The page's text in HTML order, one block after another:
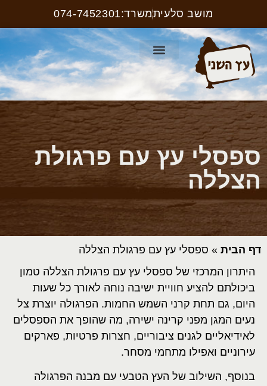
מושב סלעיתמשרד:074-7452301
ספסלי עץ עם פרגולת
הצללה
דף הבית » ספסלי עץ עם פרגולת הצללה
היתרון המרכזי של ספסלי עץ עם פרגולת הצללה טמון
ביכולתם להציע חוויית ישיבה נוחה לאורך כל שעות
היום, גם תחת קרני השמש החמות. הפרגולה יוצרת צל
נעים המגן מפני קרינה ישירה, מה שהופך את הספסלים
לאידיאליים לגנים ציבוריים, חצרות פרטיות, פארקים
עירוניים ואפילו מתחמי מסחר.
בנוסף, השילוב של העץ הטבעי עם מבנה הפרגולה